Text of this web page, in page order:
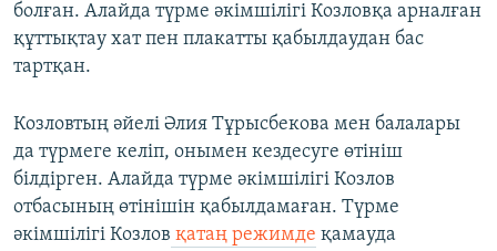
болған. Алайда түрме әкімшілігі Козловқа арналған
құттықтау хат пен плакатты қабылдаудан бас
тартқан.
Козловтың әйелі Әлия Тұрысбекова мен балалары
да түрмеге келіп, онымен кездесуге өтініш
білдірген. Алайда түрме әкімшілігі Козлов
отбасының өтінішін қабылдамаған. Түрме
әкімшілігі Козлов қатаң режимде қамауда